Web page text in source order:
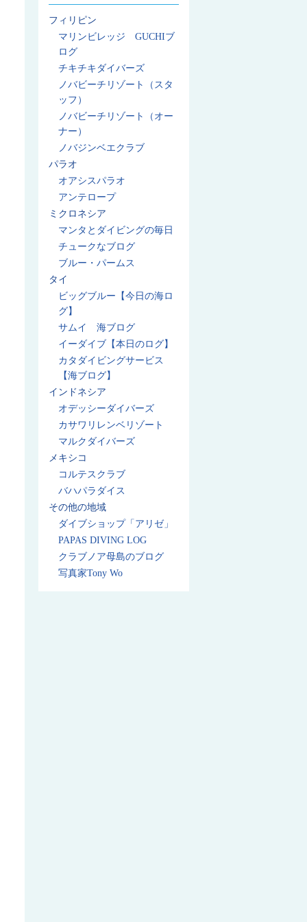
フィリピン
マリンビレッジ GUCHIブ
ログ
チキチキダイバーズ
ノバビーチリゾート（スタ
ッフ）
ノバビーチリゾート（オー
ナー）
ノバジンベエクラブ
パラオ
オアシスパラオ
アンテロープ
ミクロネシア
マンタとダイビングの毎日
チュークなブログ
ブルー・パームス
タイ
ビッグブルー【今日の海ロ
グ】
サムイ 海ブログ
イーダイブ【本日のログ】
カタダイビングサービス
【海ブログ】
インドネシア
オデッシーダイバーズ
カサワリレンベリゾート
マルクダイバーズ
メキシコ
コルテスクラブ
バハパラダイス
その他の地域
ダイブショップ「アリゼ」
PAPAS DIVING LOG
クラブノア母島のブログ
写真家Tony Wo